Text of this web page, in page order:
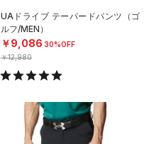
UAドライブ テーパードパンツ（ゴ
ルフ/MEN）
￥9,086 30%OFF
￥12,980